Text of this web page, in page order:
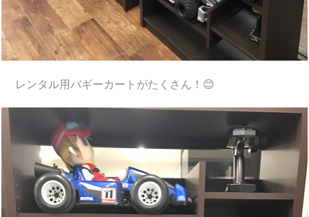
レンタル用バギーカートがたくさん！😊